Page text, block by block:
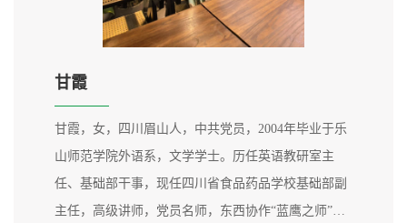
甘霞
甘霞，女，四川眉山人，中共党员，2004年毕业于乐
山师范学院外语系，文学学士。历任英语教研室主
任、基础部干事，现任四川省食品药品学校基础部副
主任，高级讲师，党员名师，东西协作“蓝鹰之师”教